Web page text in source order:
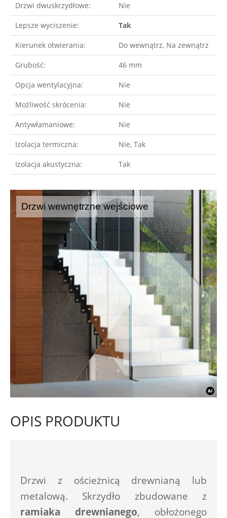
Drzwi dwuskrzydłowe: Nie
Lepsze wyciszenie: Tak
Kierunek otwierania: Do wewnątrz, Na zewnątrz
Grubość: 46 mm
Opcja wentylacyjna: Nie
Możliwość skrócenia: Nie
Antywłamaniowe: Nie
Izolacja termiczna: Nie, Tak
Izolacja akustyczna: Tak
Drzwi wewnętrzne wejściowe
OPIS PRODUKTU
Drzwi z ościeżnicą drewnianą lub
ramiaka drewnianego, obłożonego